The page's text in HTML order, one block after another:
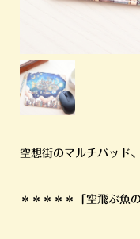
空想街のマルチパッド
＊＊＊＊＊「空飛ぶ魚